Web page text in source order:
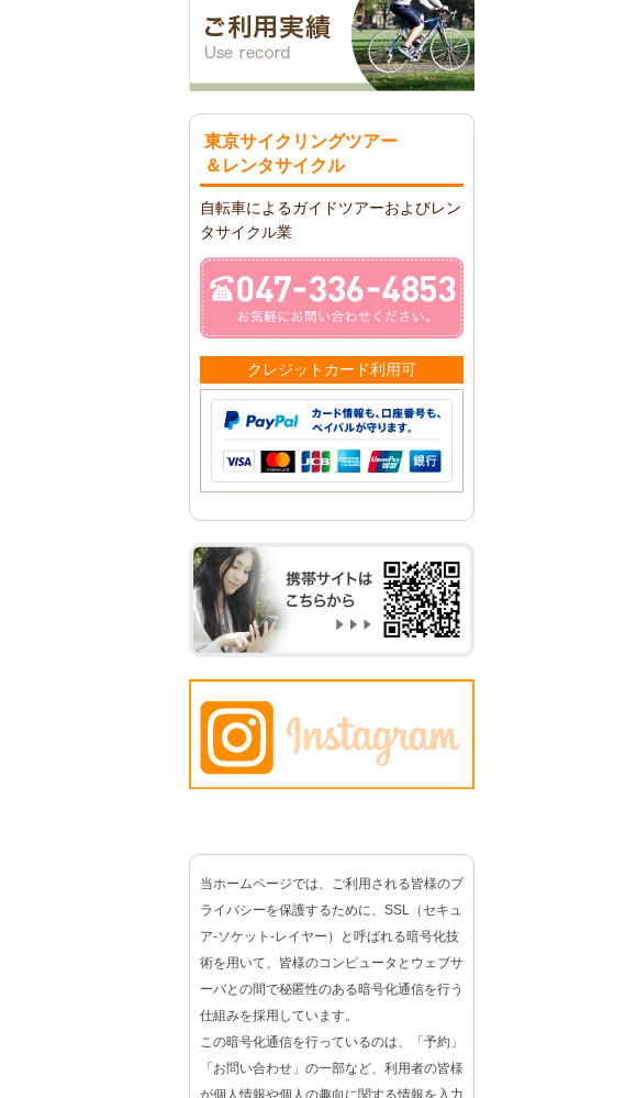
東京サイクリングツアー
＆レンタサイクル
自転車によるガイドツアーおよびレン
タサイクル業
クレジットカード利用可
当ホームページでは、ご利用される皆様のプ
ライバシーを保護するために、SSL（セキュ
ア-ソケット-レイヤー）と呼ばれる暗号化技
術を用いて、皆様のコンピュータとウェブサ
ーバとの間で秘匿性のある暗号化通信を行う
仕組みを採用しています。
この暗号化通信を行っているのは、「予約」
「お問い合わせ」の一部など、利用者の皆様
が個人情報や個人の趣向に関する情報を入力